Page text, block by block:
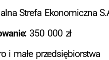
Strefa Ekonomiczna
350 000 zł
i małe przedsiębiorstwa